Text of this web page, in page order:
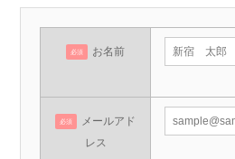
必須 お名前
必須
メールアド
レス